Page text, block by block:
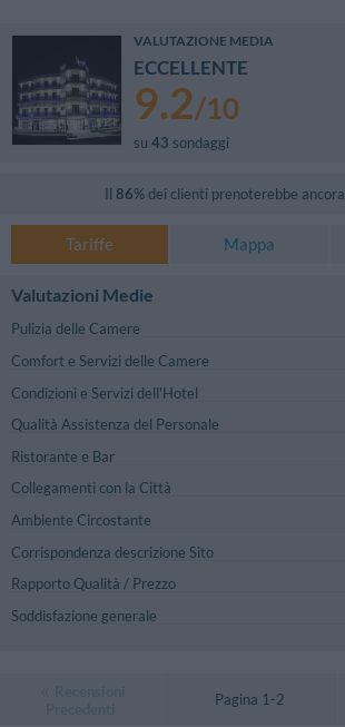
VALUTAZIONE MEDIA
ECCELLENTE
9.2/10
su 43 sondaggi
Il 86% dei clienti prenoterebbe ancora
Tariffe Mappa
Valutazioni Medie
Pulizia delle Camere
Comfort e Servizi delle Camere
Condizioni e Servizi dell'Hotel
Qualità Assistenza del Personale
Ristorante e Bar
Collegamenti con la Città
Ambiente Circostante
Corrispondenza descrizione Sito
Rapporto Qualità / Prezzo
Soddisfazione generale
Pagina 1-2